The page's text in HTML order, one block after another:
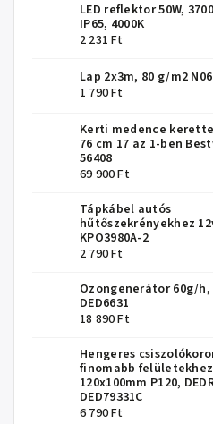
LED reflektor 50W,
IP65, 4000K
2 231 Ft
Lap 2x3m, 80 g/m2
1 790 Ft
Kerti medence
76 cm 17 az 1-ben
56408
69 900 Ft
Tápkábel autós
hűtőszekrényekhez
KPO3980A-2
2 790 Ft
Ozongenerátor 60g/h,
DED6631
18 890 Ft
Hengeres
finomabb felületekhez
120x100mm P120,
DED79331C
6 790 Ft